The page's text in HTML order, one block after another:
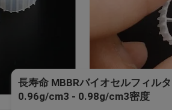
長寿命 MBBRバイオセルフィル
0.96g/cm3 - 0.98g/cm3密度